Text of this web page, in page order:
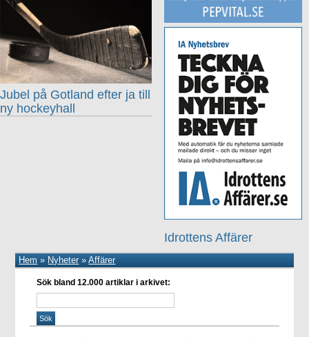
Idrottens Affärer
Jubel på Gotland efter ja till
ny hockeyhall
Hem » Nyheter»Affärer
Sök bland 12.000 artiklar i arkivet: